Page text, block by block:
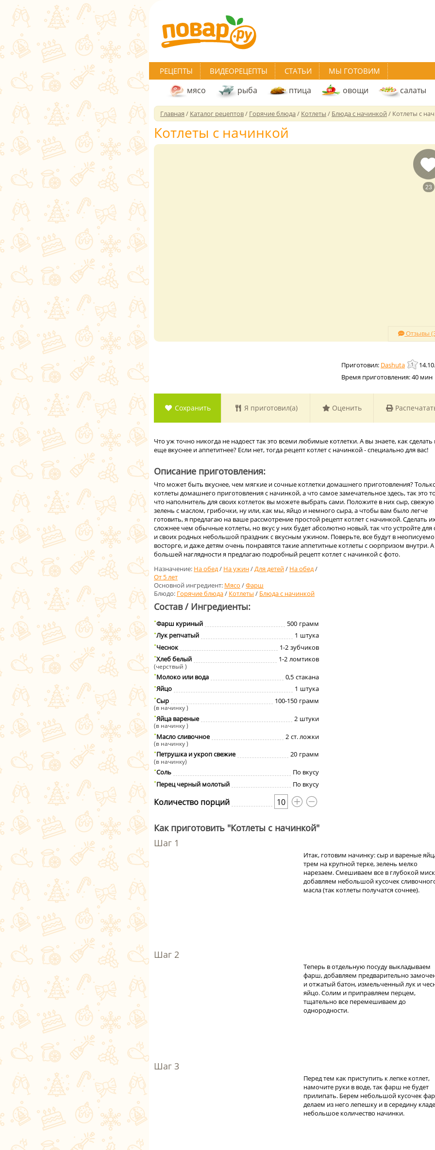
РЕЦЕПТЫ ВИДЕОРЕЦЕПТЫ СТАТЬИ МЫ ГОТОВИМ
мясо рыба птица овощи салаты
Главная / Каталог рецептов/ Горячие блюда/ Котлеты / Блюда с начинкой / Котлеты с
Котлеты с начинкой
Отзывы
23
Dashuta
Время приготовления:40 мин
Сохранить Я приготовил(а) Оценить
Что уж точно никогда не надоест так это всеми любимые котлетки. А вы знаете, как сделать
еще вкуснее и аппетитнее? Если нет, тогда рецепт котлет с начинкой - специально для вас!
Описание приготовления:
Что может быть вкуснее, чем мягкие и сочные котлетки домашнего приготовления?
котлеты домашнего приготовления с начинкой, а что самое замечательное здесь, так это
что наполнитель для своих котлеток вы можете выбрать сами. Положите в них сыр, свежую
зелень с маслом, грибочки, ну или, как мы, яйцо и немного сыра, а чтобы вам было легче
готовить, я предлагаю на ваше рассмотрение простой рецепт котлет с начинкой. Сделать
сложнее чем обычные котлеты, но вкус у них будет абсолютно новый, так что устройте для
и своих родных небольшой праздник с вкусным ужином. Поверьте, все будут в
восторге, и даже детям очень понравятся такие аппетитные котлеты с сюрпризом внутри. А
большей наглядности я предлагаю подробный рецепт котлет с начинкой с фото.
Назначение: На обед/ На ужин/Для детей/ На обед/
От 5 лет
Основной ингредиент: Мясо /Фарш
Блюдо: Горячие блюда/ Котлеты / Блюда с начинкой
Состав / Ингредиенты:
Фарш куриный 500 грамм
Лук репчатый
1 штука
Чеснок
1-2 зубчиков
Хлеб белый
1-2 ломтиков
(черствый )
Молоко или вода 0,5 стакана
Яйцо
1 штука
Сыр
100-150 грамм
(в начинку )
Яйца вареные 2 штуки
(в начинку )
Масло сливочное 2 ст. ложки
(в начинку )
Петрушка и укроп свежие 20 грамм
(в начинку)
Соль
По вкусу
Перец черный молотый
По вкусу
Количество порций 10
Как приготовить "Котлеты с начинкой"
Итак, готовим начинку: сыр и вареные
трем на крупной терке, зелень мелко
нарезаем. Смешиваем все в глубокой
добавляем небольшой кусочек
масла (так котлеты получатся сочнее).
Теперь в отдельную посуду выкладываем
фарш, добавляем предварительно
и отжатый батон, измельченный лук и
яйцо. Солим и приправляем перцем,
тщательно все перемешиваем до
однородности.
Перед тем как приступить к лепке котлет,
намочите руки в воде, так фарш не будет
прилипать. Берем небольшой кусочек
делаем из него лепешку и в середину
небольшое количество начинки.